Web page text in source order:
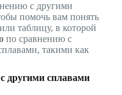
с другими
помочь вам понять
таблицу, в которой
по сравнению с
такими как
другими сплавами